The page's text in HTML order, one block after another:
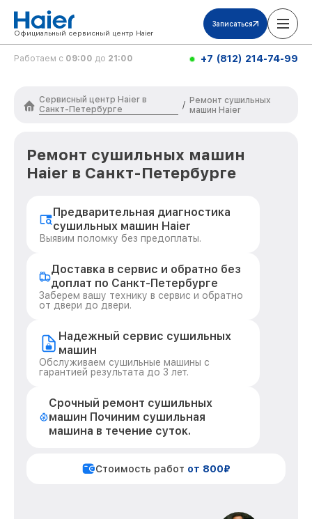
Официальный сервисный центр Haier
Записаться
Работаем с 09:00 до 21:00 +7 (812) 214-74-99
Сервисный центр Haier в
Санкт-Петербурге
/ Ремонт сушильных
машин Haier
Ремонт сушильных машин
Haier в Санкт-Петербурге
Предварительная диагностика
сушильных машин Haier
Выявим поломку без предоплаты.
Доставка в сервис и обратно без
доплат по Санкт-Петербурге
Заберем вашу технику в сервис и обратно
от двери до двери.
Надежный сервис сушильных
машин
Обслуживаем сушильные машины с
гарантией результата до 3 лет.
Срочный ремонт сушильных
машин Починим сушильная
машина в течение суток.
Стоимость работ от 800₽